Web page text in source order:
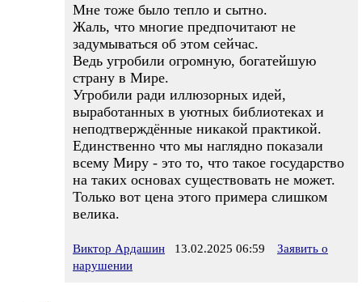
Мне тоже было тепло и сытно.
Жаль, что многие предпочитают не
задумываться об этом сейчас.
Ведь угробили огромную, богатейшую
страну в Мире.
Угробили ради иллюзорных идей,
выработанных в уютных библиотеках и
неподтверждённые никакой практикой.
Единственно что мы наглядно показали
всему Миру - это то, что такое государство
на таких основах существовать не может.
Только вот цена этого примера слишком
велика.
Виктор Ардашин 13.02.2025 06:59
Заявить о
нарушении